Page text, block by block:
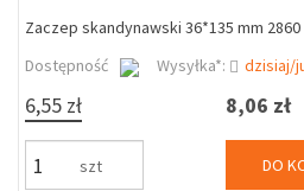
Zaczep skandynawski 36*135 mm 2860
Dostępność
Wysyłka*: dzisiaj/
6,55 zł
szt
8,06 zł
DO